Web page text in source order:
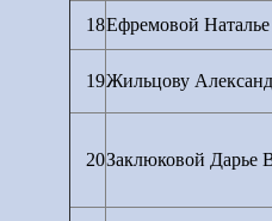
18Ефремовой
19Жильцову
20Заклюковой Дарье